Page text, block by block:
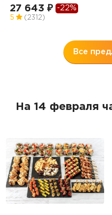
27 643 ₽ -22%
5 (2312)
Все
На 14 февраля